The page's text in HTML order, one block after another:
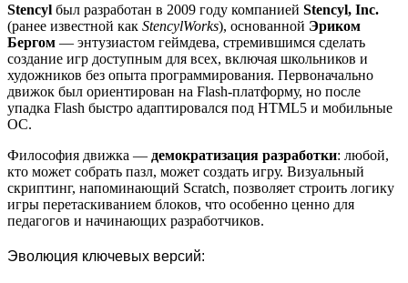
Stencyl был разработан в 2009 году компанией Stencyl, Inc.
(ранее известной как StencylWorks), основанной Эриком
Бергом — энтузиастом геймдева, стремившимся сделать
создание игр доступным для всех, включая школьников и
художников без опыта программирования. Первоначально
движок был ориентирован на Flash-платформу, но после
упадка Flash быстро адаптировался под HTML5 и мобильные
ОС.
Философия движка — демократизация разработки: любой,
кто может собрать пазл, может создать игру. Визуальный
скриптинг, напоминающий Scratch, позволяет строить логику
игры перетаскиванием блоков, что особенно ценно для
педагогов и начинающих разработчиков.
Эволюция ключевых версий: